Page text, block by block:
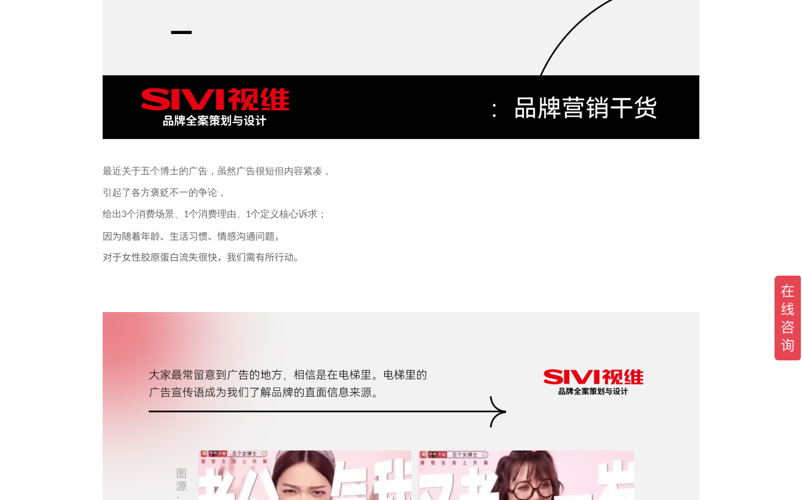
最近关于五个博士的广告，虽然广告很短但内容紧凑，
引起了各方褒贬不一的争论，
给出3个消费场景、 1个消费理由、 1个定义核心诉求；
因为随着年龄、生活习惯、情感沟通问题，
对于女性胶原蛋白流失很快，我们需有所行动。